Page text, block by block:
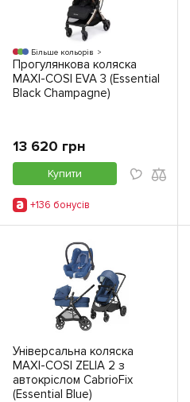
Більше кольорів
Прогулянкова коляска
MAXI-COSI EVA 3 (Essential
Black Champagne)
13 620 грн
Купити
+136 бонусiв
Універсальна коляска
MAXI-COSI ZELIA 2 з
автокріслом CabrioFix
(Essential Blue)